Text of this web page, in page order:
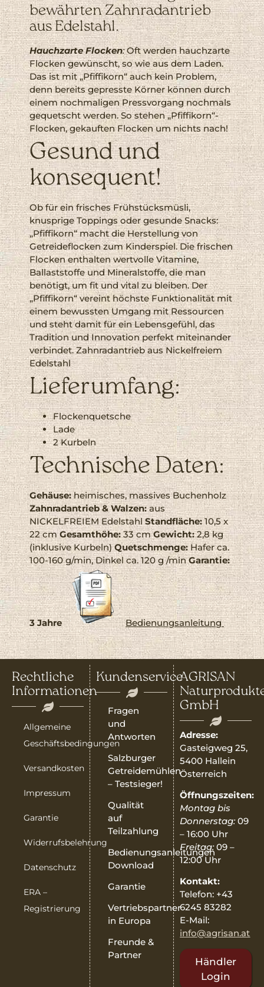
bewährten Zahnradantrieb
aus Edelstahl.
Hauchzarte Flocken:Oft werden hauchzarte
Flocken gewünscht, so wie aus dem Laden.
Das ist mit „Pfiffikorn“ auch kein Problem,
denn bereits gepresste Körner können durch
einem nochmaligen Pressvorgang nochmals
gequetscht werden. So stehen „Pfiffikorn“-
Flocken, gekauften Flocken um nichts nach!
Gesund und
konsequent!
Ob für ein frisches Frühstücksmüsli,
knusprige Toppings oder gesunde Snacks:
„Pfiffikorn“ macht die Herstellung von
Getreideflocken zum Kinderspiel. Die frischen
Flocken enthalten wertvolle Vitamine,
Ballaststoffe und Mineralstoffe, die man
benötigt, um fit und vital zu bleiben. Der
„Pfiffikorn“ vereint höchste Funktionalität mit
einem bewussten Umgang mit Ressourcen
und steht damit für ein Lebensgefühl, das
Tradition und Innovation perfekt miteinander
verbindet. Zahnradantrieb aus Nickelfreiem
Edelstahl
Lieferumfang:
Flockenquetsche
Lade
2 Kurbeln
Technische Daten:
Gehäuse:heimisches, massives Buchenholz
Zahnradantrieb & Walzen:aus
NICKELFREIEM EdelstahlStandfläche:10,5 x
22 cmGesamthöhe:33 cmGewicht:2,8 kg
(inklusive Kurbeln)Quetschmenge:Hafer ca.
100-160 g/min, Dinkel ca. 120 g /minGarantie:
3 Jahre Bedienungsanleitung
Rechtliche
Informationen
Allgemeine
Geschäftsbedingungen
Versandkosten
Impressum
Garantie
Widerrufsbelehrung
Datenschutz
ERA –
Registrierung
Kundenservice
Fragen
und
Antworten
Salzburger
Getreidemühlen
– Testsieger!
Qualität
auf
Teilzahlung
Bedienungsanleitungen
Download
Garantie
Vertriebspartner
in Europa
Freunde &
Partner
AGRISAN
GmbH
Adresse:
Gasteigweg 25,
5400 Hallein
Österreich
Öffnungszeiten:
Montag bis
Donnerstag:09
– 16:00 Uhr
Freitag:09 –
12:00 Uhr
Kontakt:
Telefon: +43
6245 83282
E-Mail:
info@agrisan.at
Händler
Login